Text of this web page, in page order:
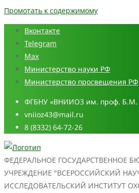
Промотать к содержимому
Вконтакте
Telegram
Max
Министерство науки РФ
Министерство просвещения РФ
ФГБНУ «ВНИИОЗ им. проф. Б.М.
vniioz43@mail.ru
8 (8332) 64-72-26
ФЕДЕРАЛЬНОЕ ГОСУДАРСТВЕННОЕ
УЧРЕЖДЕНИЕ "ВСЕРОССИЙСКИЙ
ИССЛЕДОВАТЕЛЬСКИЙ ИНСТИТУТ